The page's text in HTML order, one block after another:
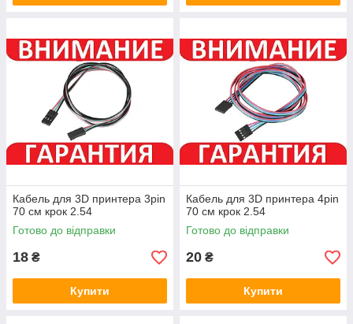
Кабель для 3D принтера 3pin
70 см крок 2.54
Готово до відправки
18 ₴
Купити
Кабель для 3D принтера 4pin
70 см крок 2.54
Готово до відправки
20 ₴
Купити